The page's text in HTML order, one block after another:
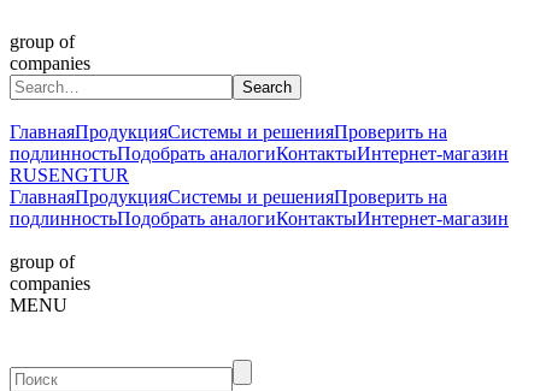
group of
companies
ГлавнаяПродукцияСистемы и решенияПроверить на
подлинностьПодобрать аналогиКонтактыИнтернет-магазин
RUSENGTUR
ГлавнаяПродукцияСистемы и решенияПроверить на
подлинностьПодобрать аналогиКонтактыИнтернет-магазин
group of
companies
MENU